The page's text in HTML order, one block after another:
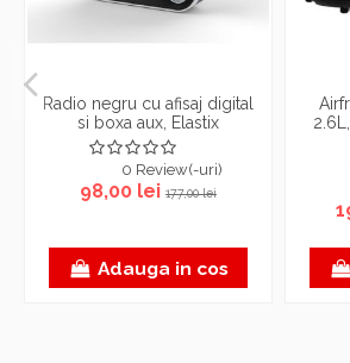
Radio negru cu afisaj digital
si boxa aux, Elastix
0 Review(-uri)
98,00 lei 177,00 lei
Adauga in cos